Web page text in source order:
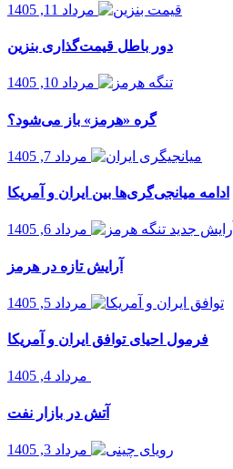
مرداد 11, 1405
دور باطل قیمت‌گذاری بنزین
مرداد 10, 1405
گره «هرمز» باز می‌شود؟
مرداد 7, 1405
ادامه میانجی‌گری‌ها بین ایران و آمریکا
مرداد 6, 1405
آرایش تازه در هرمز
مرداد 5, 1405
فرمول احیای توافق ایران و آمریکا
مرداد 4, 1405
آتش در بازار نفت
مرداد 3, 1405